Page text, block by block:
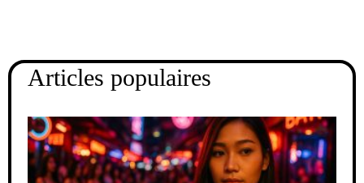
Articles populaires